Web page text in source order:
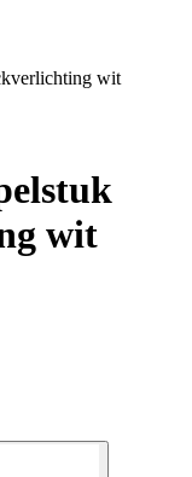
wit
wit